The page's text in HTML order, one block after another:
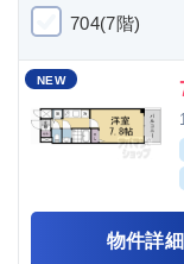
704(7階)
NEW
物件詳細